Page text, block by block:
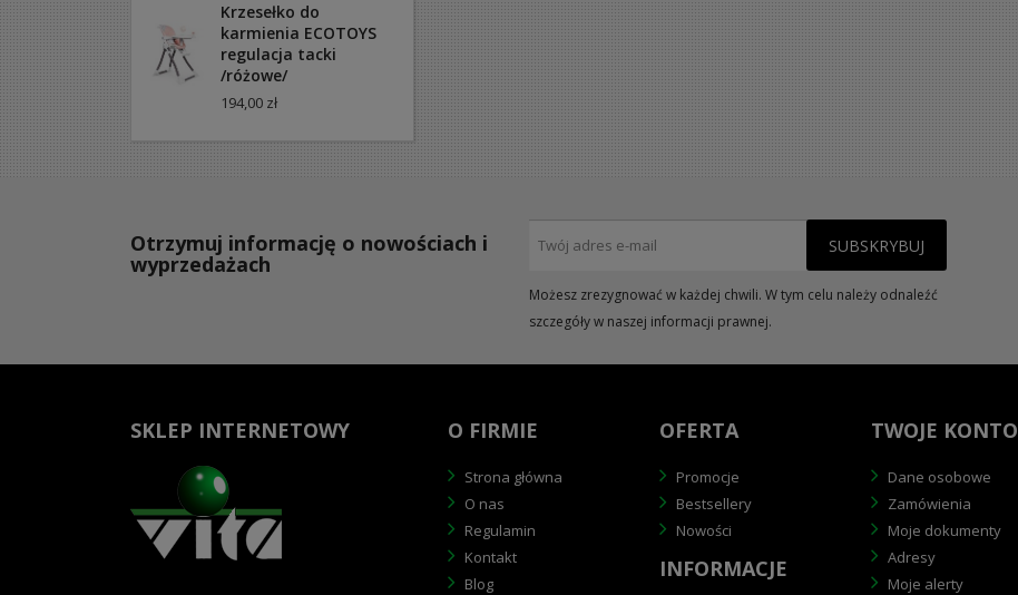
Krzesełko do
karmienia ECOTOYS
regulacja tacki
/różowe/
194,00 zł
Otrzymuj informację o nowościach i
wyprzedażach
Możesz zrezygnować w każdej chwili. W tym celu należy odnaleźć
szczegóły w naszej informacji prawnej.
SKLEP INTERNETOWY O FIRMIE
Strona główna
O nas
Regulamin
Kontakt
Blog
OFERTA
Promocje
Bestsellery
Nowości
INFORMACJE
TWOJE KONTO
Dane osobowe
Zamówienia
Moje dokumenty
Adresy
Moje alerty